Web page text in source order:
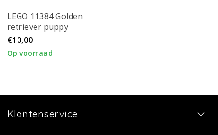
LEGO 11384 Golden
retriever puppy
€10,00
Op voorraad
Klantenservice